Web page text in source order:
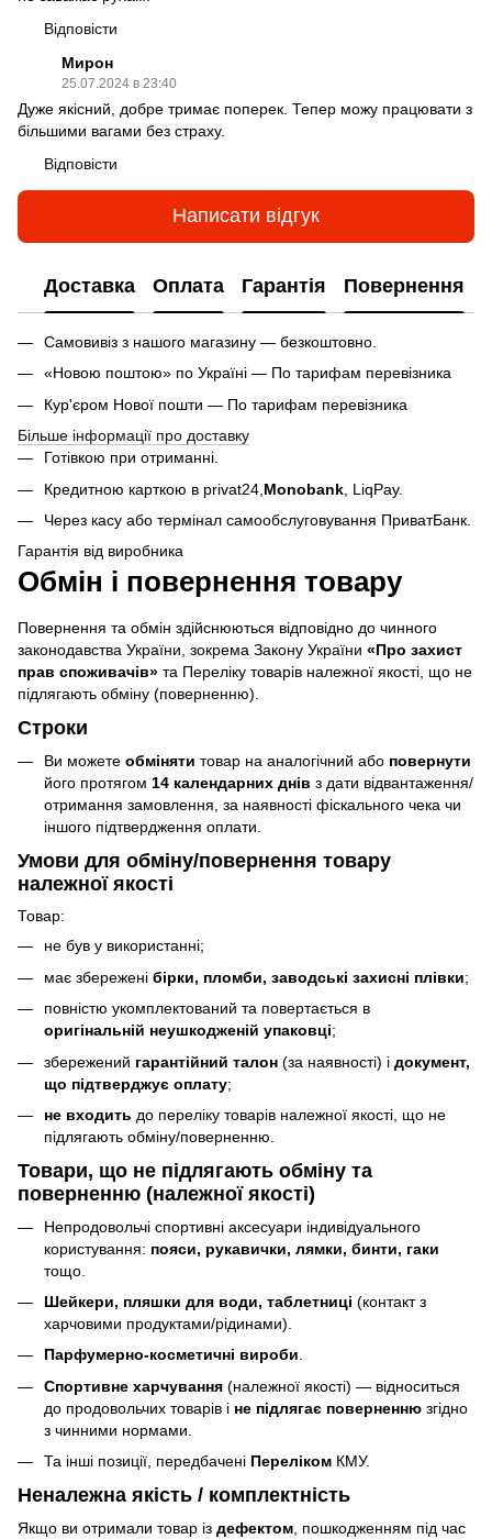
Відповісти
Мирон
25.07.2024 в 23:40
Дуже якісний, добре тримає поперек. Тепер можу працювати з
більшими вагами без страху.
Відповісти
Написати відгук
Доставка Оплата Гарантія Повернення
Самовивіз з нашого магазину — безкоштовно.
«Новою поштою» по Україні — По тарифам перевізника
Кур'єром Нової пошти — По тарифам перевізника
Більше інформації про доставку
Готівкою при отриманні.
Кредитною карткою в privat24, Monobank LiqPay.
Через касу або термінал самообслуговування ПриватБанк.
Гарантія від виробника
Обмін і повернення товару
Повернення та обмін здійснюються відповідно до чинного
законодавства України, зокрема Закону України «Про захист
прав споживачів» та Переліку товарів належної якості, що не
підлягають обміну (поверненню).
Строки
Ви можете обміняти товар на аналогічний або повернути
його протягом 14 календарних днів з дати відвантаження/
отримання замовлення, за наявності фіскального чека чи
іншого підтвердження оплати.
Умови для обміну/повернення товару
належної якості
Товар:
не був у використанні;
має збережені бірки, пломби, заводські захисні плівки;
повністю укомплектований та повертається в
оригінальній неушкодженій упаковці;
збережений гарантійний талон (за наявності) і документ,
що підтверджує оплату;
не входить до переліку товарів належної якості, що не
підлягають обміну/поверненню.
Товари, що не підлягають обміну та
поверненню (належної якості)
Непродовольчі спортивні аксесуари індивідуального
користування: пояси, рукавички, лямки, бинти, гаки
тощо.
Шейкери, пляшки для води, таблетниці (контакт з
харчовими продуктами/рідинами).
Парфумерно-косметичні вироби.
Спортивне харчування (належної якості) — відноситься
до продовольчих товарів і не підлягає поверненню згідно
з чинними нормами.
Та інші позиції, передбачені Переліком КМУ.
Неналежна якість / комплектність
Якщо ви отримали товар із дефектом , пошкодженням під час